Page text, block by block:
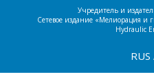
Учредитель и
Сетевое издание «Мелиорация и
Hydraulic
RUS